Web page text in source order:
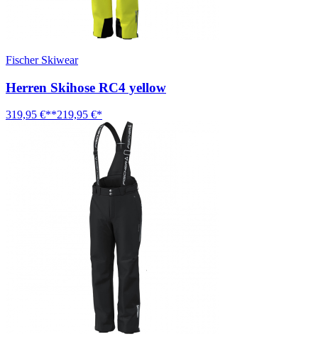
Fischer Skiwear
Herren Skihose RC4 yellow
319,95 €**219,95 €*